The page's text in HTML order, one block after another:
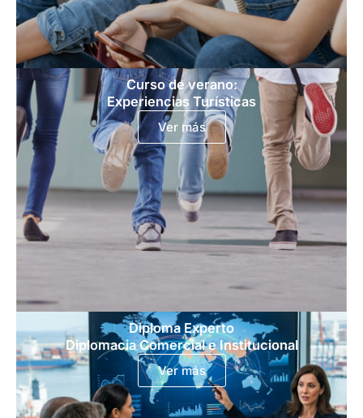
Curso de verano:
Experiencias Turísticas
Ver más
Diploma Experto
Diplomacia Comercial e Institucional
Ver más